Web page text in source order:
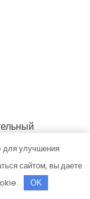
для улучшения
сайтом, вы даете
OK